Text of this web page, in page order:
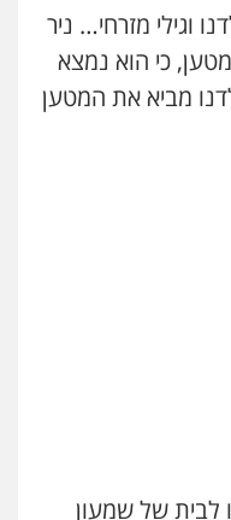
וגילי מזרחי… ניר
כי הוא נמצא
מביא את המטען
לבית של שמעון